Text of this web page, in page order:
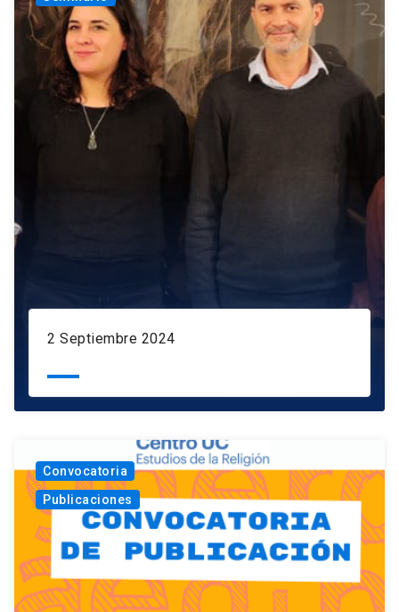
2 Septiembre 2024
Convocatoria
Publicaciones